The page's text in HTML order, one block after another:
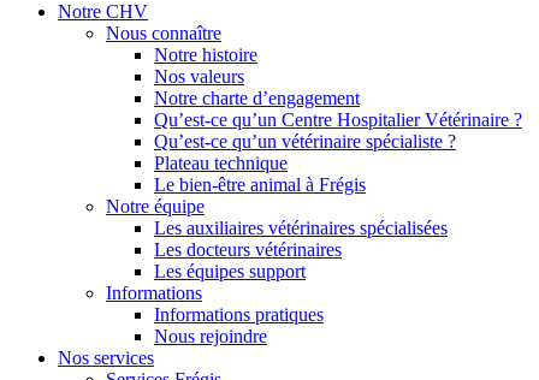
Notre CHV
Nous connaître
Notre histoire
Nos valeurs
Notre charte d’engagement
Qu’est-ce qu’un Centre Hospitalier Vétérinaire ?
Qu’est-ce qu’un vétérinaire spécialiste ?
Plateau technique
Le bien-être animal à Frégis
Notre équipe
Les auxiliaires vétérinaires spécialisées
Les docteurs vétérinaires
Les équipes support
Informations
Informations pratiques
Nous rejoindre
Nos services